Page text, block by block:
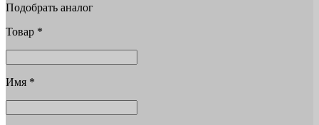
Подобрать аналог
Товар *
Имя *